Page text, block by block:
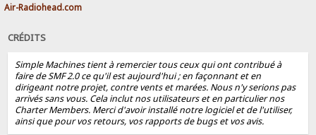
Air-Radiohead.com
CRÉDITS
Simple Machines tient à remercier tous ceux qui ont contribué à
faire de SMF 2.0 ce qu'il est aujourd'hui ; en façonnant et en
dirigeant notre projet, contre vents et marées. Nous n'y serions pas
arrivés sans vous. Cela inclut nos utilisateurs et en particulier nos
Charter Members. Merci d'avoir installé notre logiciel et de l'utiliser,
ainsi que pour vos retours, vos rapports de bugs et vos avis.